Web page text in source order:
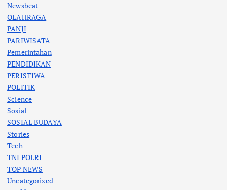
Newsbeat
OLAHRAGA
PANJI
PARIWISATA
Pemerintahan
PENDIDIKAN
PERISTIWA
POLITIK
Science
Sosial
SOSIAL BUDAYA
Stories
Tech
TNI POLRI
TOP NEWS
Uncategorized